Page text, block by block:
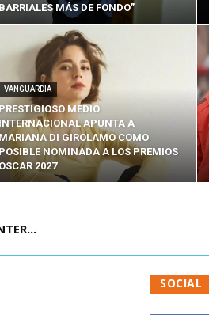
BARRIALES MÁS DE FONDO”
VANGUARDIA
PRESTIGIOSO MEDIO
APUNTA A
MARIANA DI GIROLAMO COMO
POSIBLE NOMINADA A LOS PREMIOS
OSCAR 2027
SOCIAL